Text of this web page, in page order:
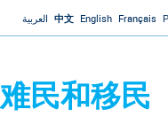
Jump to navigationالعربية 中文 English Français
难民和移民